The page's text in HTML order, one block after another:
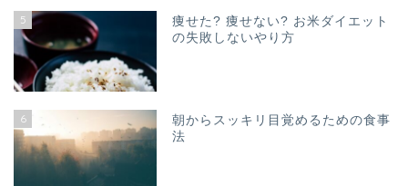
5
痩せた? 痩せない? お米ダイエット
の失敗しないやり方
6
朝からスッキリ目覚めるための食事
法